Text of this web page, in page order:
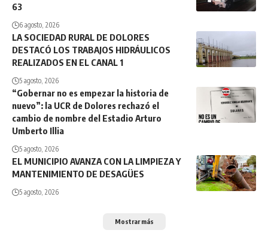
63
6 agosto, 2026
LA SOCIEDAD RURAL DE DOLORES
DESTACÓ LOS TRABAJOS HIDRÁULICOS
REALIZADOS EN EL CANAL 1
5 agosto, 2026
“Gobernar no es empezar la historia de
nuevo”: la UCR de Dolores rechazó el
cambio de nombre del Estadio Arturo
Umberto Illia
5 agosto, 2026
EL MUNICIPIO AVANZA CON LA LIMPIEZA Y
MANTENIMIENTO DE DESAGÜES
5 agosto, 2026
Mostrar más